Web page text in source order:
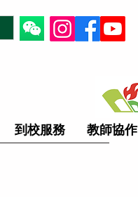
到校服務 教師協作